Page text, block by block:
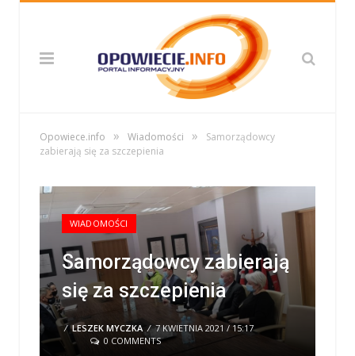
Opowiece.info » Wiadomości »
Samorządowcy
zabierają się za szczepienia
WIADOMOŚCI
Samorządowcy zabierają
się za szczepienia
/ LESZEK MYCZKA / 7 KWIETNIA 2021 / 15:17
0 COMMENTS